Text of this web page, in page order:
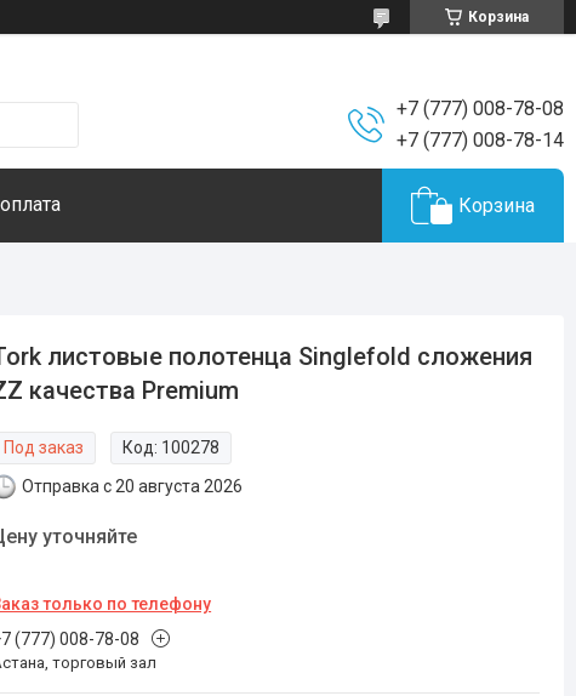
Корзина
+7 (777) 008-78-08
+7 (777) 008-78-14
Корзина
листовые полотенца Singlefold сложения
качества Premium
Под заказ Код: 100278
Отправка с 20 августа 2026
уточняйте
только по телефону
(777) 008-78-08
торговый зал